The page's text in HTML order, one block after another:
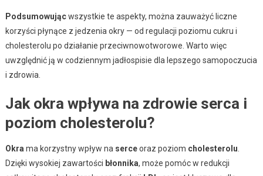
Podsumowującwszystkie te aspekty, można zauważyć liczne
korzyści płynące z jedzenia okry — od regulacji poziomu cukru i
cholesterolu po działanie przeciwnowotworowe. Warto więc
uwzględnić ją w codziennym jadłospisie dla lepszego samopoczucia
i zdrowia.
Jak okra wpływa na zdrowie serca i
poziom cholesterolu?
Okra ma korzystny wpływ na serceoraz poziom cholesterolu
Dzięki wysokiej zawartości błonnika, może pomóc w redukcji